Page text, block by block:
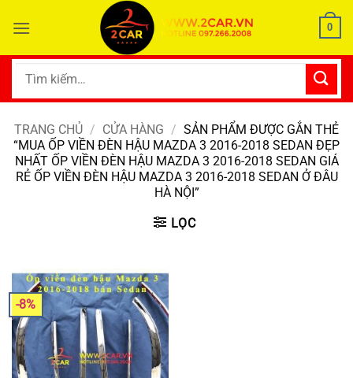
qua
0
Tìm
TRANG CHỦ / CỬA HÀNG / SẢN PHẨM ĐƯỢC GẮN THẺ
“MUA ỐP VIỀN ĐÈN HẬU MAZDA 3 2016-2018 SEDAN ĐẸP
NHẤT ỐP VIỀN ĐÈN HẬU MAZDA 3 2016-2018 SEDAN GIÁ
RẺ ỐP VIỀN ĐÈN HẬU MAZDA 3 2016-2018 SEDAN Ở ĐÂU
HÀ NỘI”
LỌC
-8%